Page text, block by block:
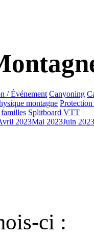
/ Événement Canyoning
montagne
Splitboard VTT
2023Mai 2023Juin 2023
ci :